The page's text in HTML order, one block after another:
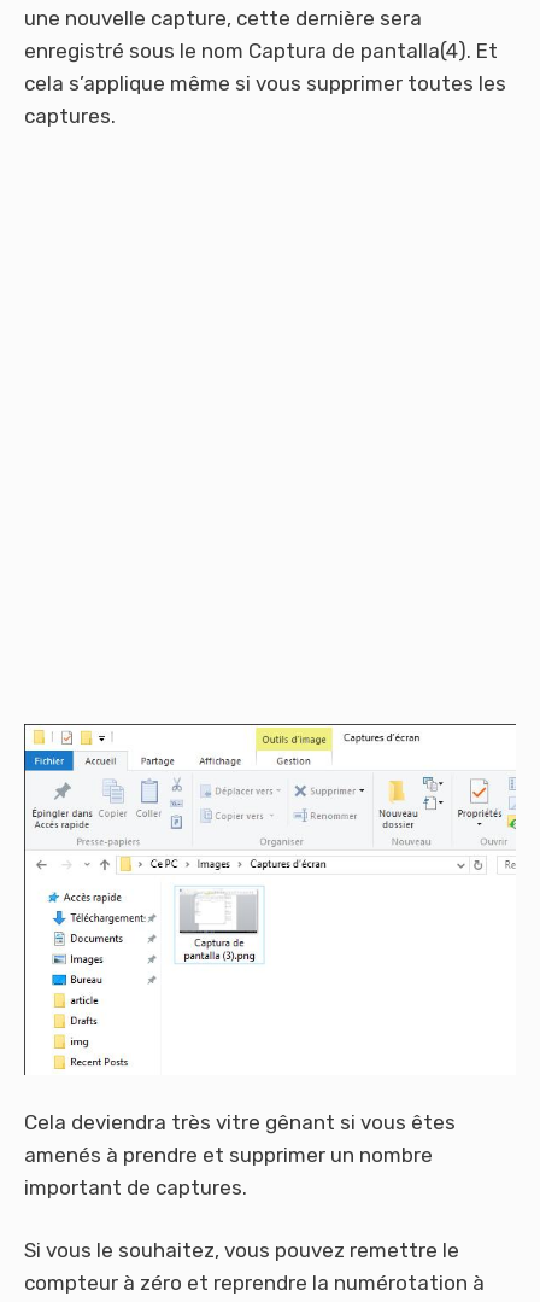
une nouvelle capture, cette dernière sera
enregistré sous le nom Captura de pantalla(4). Et
cela s’applique même si vous supprimer toutes les
captures.
Cela deviendra très vitre gênant si vous êtes
amenés à prendre et supprimer un nombre
important de captures.
Si vous le souhaitez, vous pouvez remettre le
compteur à zéro et reprendre la numérotation à